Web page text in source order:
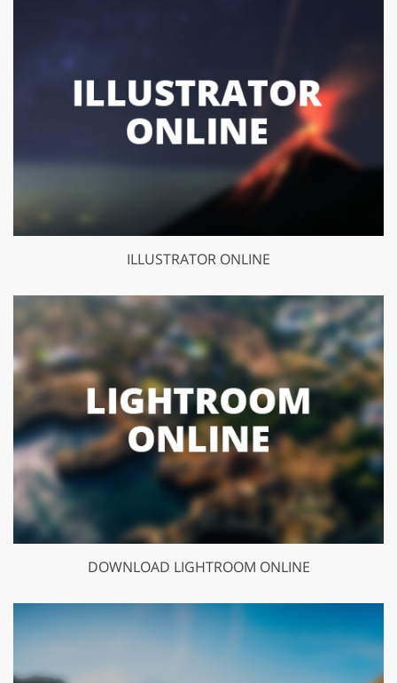
ILLUSTRATOR ONLINE
DOWNLOAD LIGHTROOM ONLINE